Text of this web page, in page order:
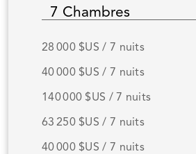
28 000 $US / 7 nuits
40 000 $US / 7 nuits
140 000 $US / 7 nuits
63 250 $US / 7 nuits
40 000 $US / 7 nuits